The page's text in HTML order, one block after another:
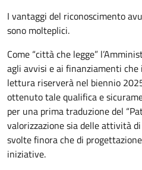
I vantaggi del riconoscimento
sono molteplici.
Come “città che legge”
agli avvisi e ai finanziamenti
lettura riserverà nel biennio
ottenuto tale qualifica e
per una prima traduzione del
valorizzazione sia delle attività
svolte finora che di
iniziative.